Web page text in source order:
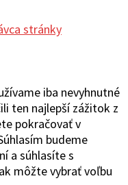
stránky
iba nevyhnutné
ten najlepší zážitok z
pokračovať v
budeme
a súhlasíte s
môžte vybrať voľbu